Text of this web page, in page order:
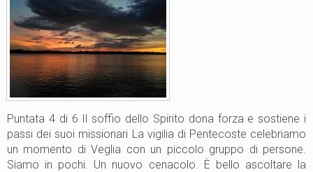
o
n
e
!
”
_
0
6
a
n
e
b
u
o
n
o
d
e
l
Puntata 4 di 6 Il soffio dello Spirito dona forza e sostiene i
passi dei suoi missionari La vigilia di Pentecoste celebriamo
un momento di Veglia con un piccolo gruppo di persone.
Siamo in pochi. Un nuovo cenacolo. È bello ascoltare la